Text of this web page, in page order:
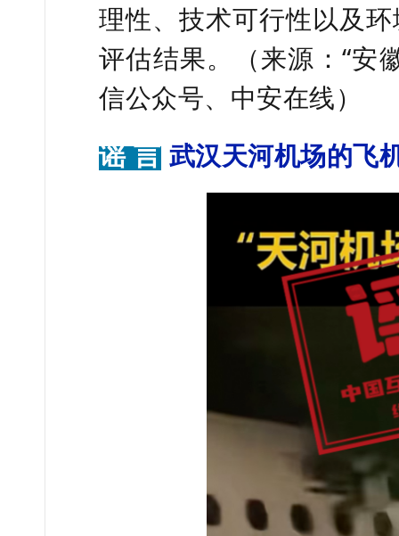
理性、技术可行性以及
评估结果。（来源：“安
信公众号、中安在线）
谣 言 武汉天河机场的飞